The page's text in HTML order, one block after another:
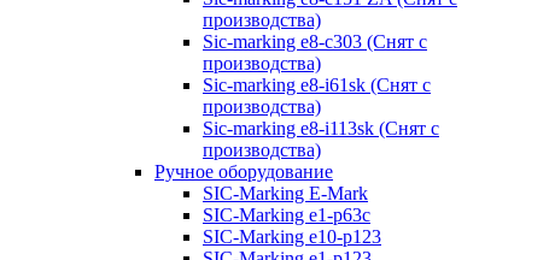
производства)
Sic-marking e8-c303 (Снят с
производства)
Sic-marking e8-i61sk (Снят с
производства)
Sic-marking e8-i113sk (Снят с
производства)
Ручное оборудование
SIC-Marking E-Mark
SIC-Marking e1-p63с
SIC-Marking e10-p123